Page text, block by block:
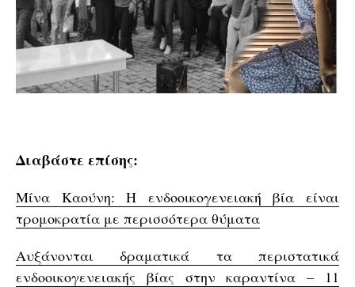
Διαβάστε επίσης:
Μίνα Καούνη: Η ενδοοικογενειακή βία είναι
τρομοκρατία με περισσότερα θύματα
Αυξάνονται δραματικά τα περιστατικά
ενδοοικογενειακής βίας στην καραντίνα – 11